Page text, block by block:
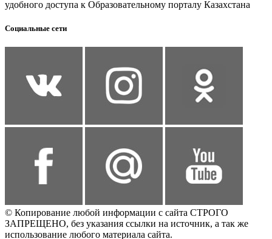
удобного доступа к Образовательному порталу Казахстана
Социальные сети
© Копирование любой информации с сайта СТРОГО
ЗАПРЕЩЕНО, без указания ссылки на источник, а так же
использование любого материала сайта.